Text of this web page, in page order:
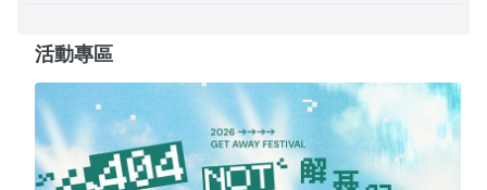
活動專區